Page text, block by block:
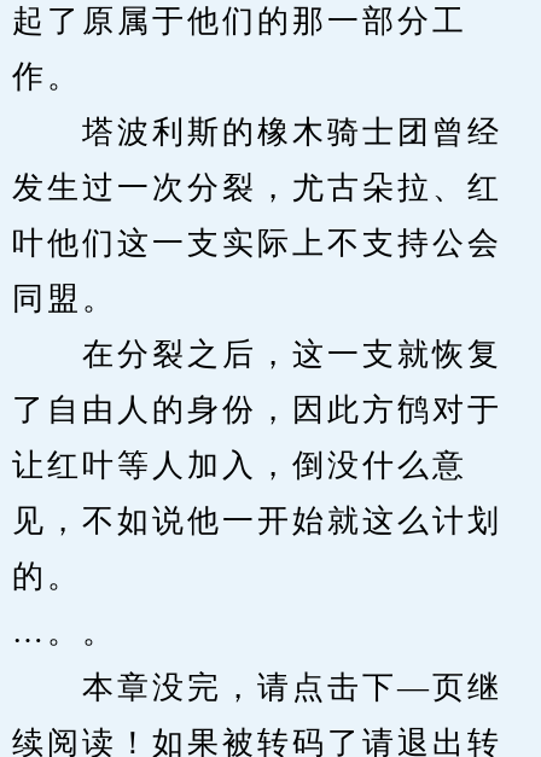
起了原属于他们的那一部分工
作。
塔波利斯的橡木骑士团曾经
发生过一次分裂，尤古朵拉、红
叶他们这一支实际上不支持公会
同盟。
在分裂之后，这一支就恢复
了自由人的身份，因此方鸻对于
让红叶等人加入，倒没什么意
见，不如说他一开始就这么计划
的。
…。。
本章没完，请点击下—页继
续阅读！如果被转码了请退出转